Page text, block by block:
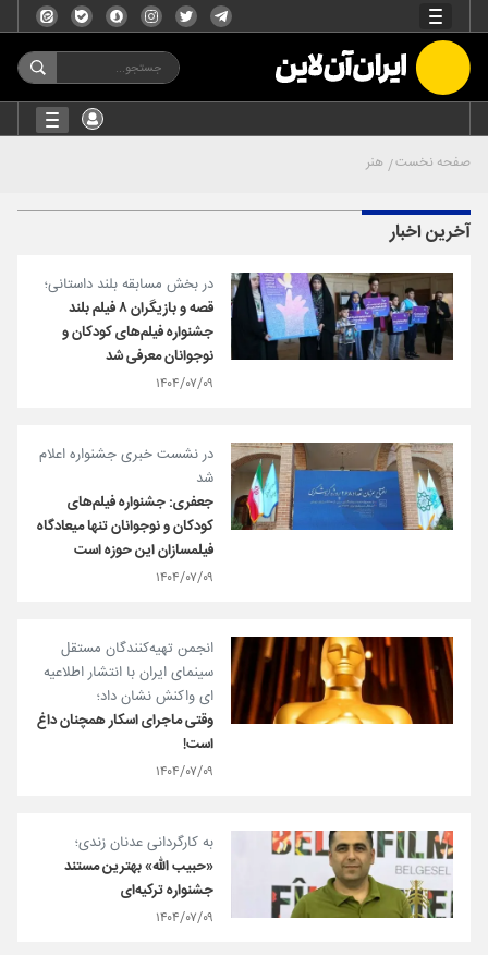
صفحه نخست هنر
آخرین اخبار
در بخش مسابقه بلند داستانی؛
قصه‌ و بازیگران ۸ فیلم بلند
جشنواره فیلم‌های کودکان و
نوجوانان معرفی شد
۱۴۰۴/۰۷/۰۹
در نشست خبری جشنواره اعلام
شد
جعفری: جشنواره فیلم‌های
کودکان و نوجوانان تنها میعادگاه
فیلمسازان این حوزه است
۱۴۰۴/۰۷/۰۹
انجمن تهیه‌کنندگان مستقل
سینمای ایران با انتشار اطلاعیه
ای واکنش نشان داد؛
وقتی ماجرای اسکار همچنان داغ
است!
۱۴۰۴/۰۷/۰۹
به کارگردانی عدنان زندی؛
«حبیب الله» بهترین مستند
جشنواره ترکیه‌ای
۱۴۰۴/۰۷/۰۹